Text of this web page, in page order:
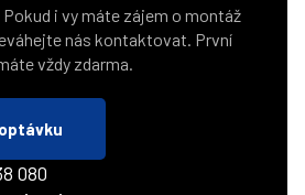
i vy máte zájem o montáž
nás kontaktovat. První
vždy zdarma.
080